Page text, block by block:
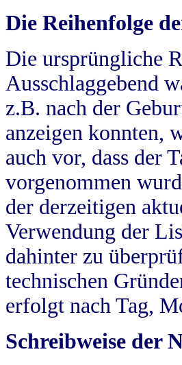
Die Reihenfolge
Die ursprüngliche
Ausschlaggebend
z.B. nach der
anzeigen konnten,
auch vor, dass der
vorgenommen
der derzeitigen
Verwendung der
dahinter zu
technischen
erfolgt nach Tag,
Schreibweise der